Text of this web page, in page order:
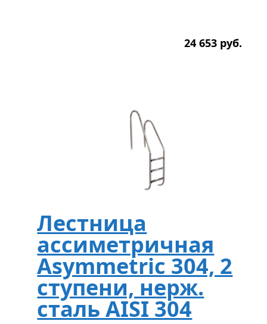
24 653 руб.
Лестница
ассиметричная
Asymmetric 304, 2
ступени, нерж.
сталь AISI 304